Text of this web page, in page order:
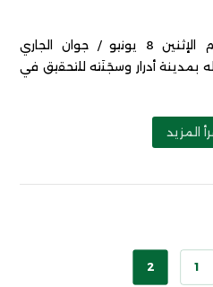
اعتقلت السلطات الجزائرية يوم الإثنين 8 يونيو / جوان الجاري
بمدينة أدرار وسجَنَته للتحقيق في
المزيد
1
2